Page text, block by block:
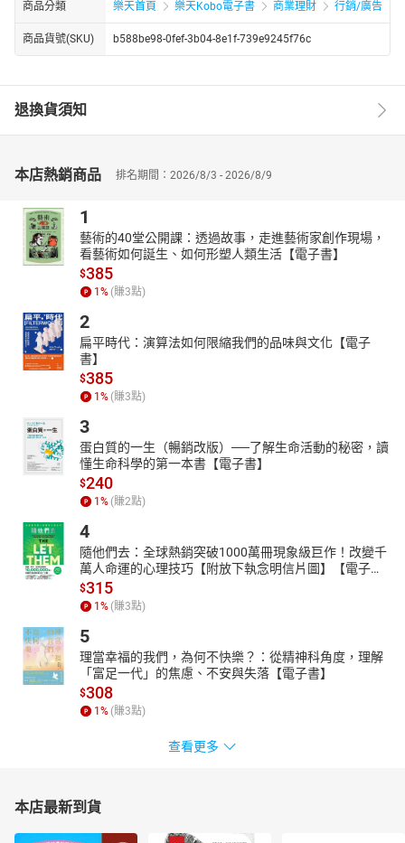
商品分類 樂天首頁 樂天Kobo電子書 商業理財 行銷/廣告
商品貨號(SKU) b588be98-0fef-3b04-8e1f-739e9245f76c
退換貨須知
本店熱銷商品 排名期間：2026/8/3 - 2026/8/9
1
藝術的40堂公開課：透過故事，走進藝術家創作現場，
看藝術如何誕生、如何形塑人類生活【電子書】
$385
1% (賺3點)
2
扁平時代：演算法如何限縮我們的品味與文化【電子
書】
$385
1% (賺3點)
3
蛋白質的一生（暢銷改版）──了解生命活動的秘密，讀
懂生命科學的第一本書【電子書】
$240
1% (賺2點)
4
隨他們去：全球熱銷突破1000萬冊現象級巨作！改變千
萬人命運的心理技巧【附放下執念明信片圖】【電子
書】
$315
1% (賺3點)
5
理當幸福的我們，為何不快樂？：從精神科角度，理解
「富足一代」的焦慮、不安與失落【電子書】
$308
1% (賺3點)
查看更多
本店最新到貨